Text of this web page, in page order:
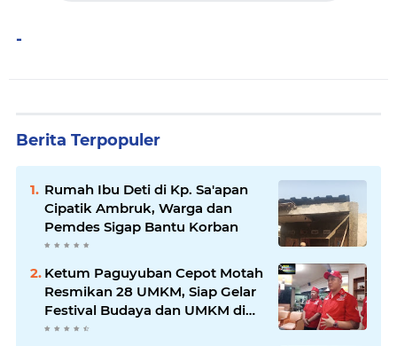
-
Berita Terpopuler
Rumah Ibu Deti di Kp. Sa'apan
Cipatik Ambruk, Warga dan
Pemdes Sigap Bantu Korban
Ketum Paguyuban Cepot Motah
Resmikan 28 UMKM, Siap Gelar
Festival Budaya dan UMKM di
Jalan Braga